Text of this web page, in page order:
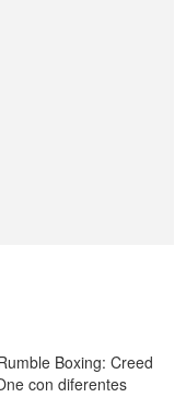
Boxing: Creed
con diferentes